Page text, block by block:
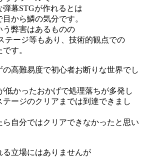
幕STGが作れるとは
から鱗の気分です。
う弊害はあるものの
テージ等もあり、技術的観点での
す。
高難易度で初心者お断りな世界でし
低かったおかげで処理落ちが多発し
ージのクリアまでは到達できまし
ら自分ではクリアできなかったと思い
る立場にはありませんが